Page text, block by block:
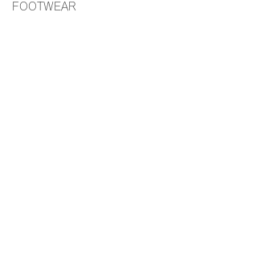
FOOTWEAR